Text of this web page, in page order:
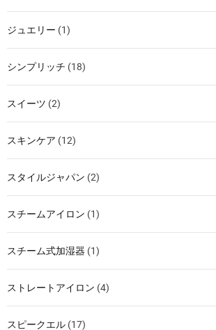
ジュエリー (1)
シンプリッチ (18)
スイーツ (2)
スキンケア (12)
スタイルジャパン (2)
スチームアイロン (1)
スチーム式加湿器 (1)
ストレートアイロン (4)
スピークエル (17)